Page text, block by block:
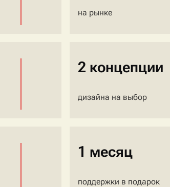
на рынке
2 концепции
дизайна на выбор
1 месяц
поддержки в подарок